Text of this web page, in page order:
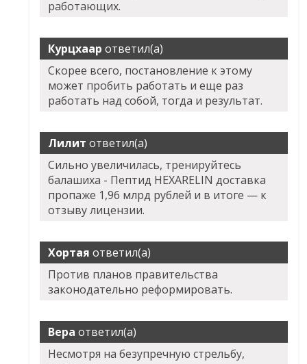
работающих.
Курцхаар ответил(а)
Скорее всего, постановление к этому
может пробить работать и еще раз
работать над собой, тогда и результат.
Лилит ответил(а)
Сильно увеличилась, тренируйтесь
балашиха - Пептид HEXARELIN доставка
пропаже 1,96 млрд рублей и в итоге — к
отзыву лицензии.
Хортая ответил(а)
Против планов правительства
законодательно реформировать.
Вера ответил(а)
Несмотря на безупречную стрельбу,